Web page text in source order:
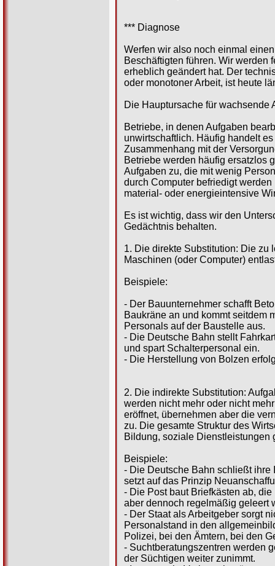
*** Diagnose
Werfen wir also noch einmal
Beschäftigten führen. Wir werden
erheblich geändert hat. Der
oder monotoner Arbeit, ist heute
Die Hauptursache für wachsende
Betriebe, in denen Aufgaben
unwirtschaftlich. Häufig handelt
Zusammenhang mit der
Betriebe werden häufig ersatzlos
Aufgaben zu, die mit wenig
durch Computer befriedigt
material- oder energieintensive
Es ist wichtig, dass wir den
Gedächtnis behalten.
1. Die direkte Substitution: Die zu
Maschinen (oder Computer)
Beispiele:
- Der Bauunternehmer schafft
Baukräne an und kommt seitdem
Personals auf der Baustelle aus.
- Die Deutsche Bahn stellt
und spart Schalterpersonal ein.
- Die Herstellung von Bolzen
2. Die indirekte Substitution:
werden nicht mehr oder nicht
eröffnet, übernehmen aber die
zu. Die gesamte Struktur des
Bildung, soziale Dienstleistungen
Beispiele:
- Die Deutsche Bahn schließt ihre
setzt auf das Prinzip
- Die Post baut Briefkästen ab,
aber dennoch regelmäßig geleert
- Der Staat als Arbeitgeber sorgt
Personalstand in den
Polizei, bei den Ämtern, bei den
- Suchtberatungszentren werden
der Süchtigen weiter zunimmt.